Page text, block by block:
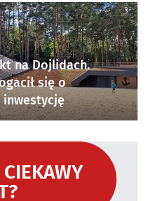
na Dojlidach.
się o